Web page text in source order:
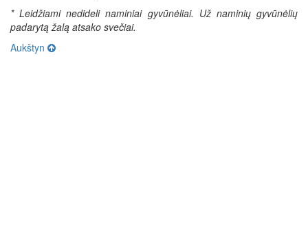
* Leidžiami nedideli naminiai gyvūnėliai. Už naminių gyvūnėlių
padarytą žalą atsako svečiai.
Aukštyn